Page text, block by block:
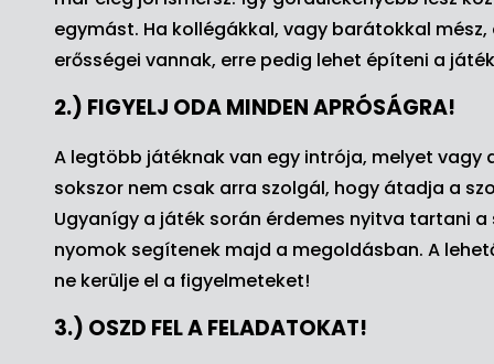
egymást. Ha kollégákkal, vagy barátokkal
erősségei vannak, erre pedig lehet építeni a
2.) FIGYELJ ODA MINDEN APRÓSÁGRA!
A legtöbb játéknak van egy intrója, melyet vagy
sokszor nem csak arra szolgál, hogy átadja a
Ugyanígy a játék során érdemes nyitva tartani
nyomok segítenek majd a megoldásban. A
ne kerülje el a figyelmeteket!
3.) OSZD FEL A FELADATOKAT!